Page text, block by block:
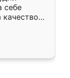
себе
качеством
почти